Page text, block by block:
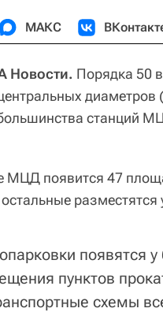
МАКС
Новости. Порядка 50
станций
МЦД появится 47
разместятся
появятся
пунктов
схемы